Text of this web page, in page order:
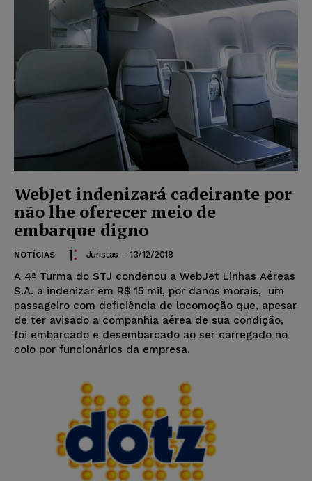
WebJet indenizará cadeirante por
não lhe oferecer meio de
embarque digno
NOTÍCIAS Juristas - 13/12/2018
A 4ª Turma do STJ condenou a WebJet Linhas Aéreas
S.A. a indenizar em R$ 15 mil, por danos morais, um
passageiro com deficiência de locomoção que, apesar
de ter avisado a companhia aérea de sua condição,
foi embarcado e desembarcado ao ser carregado no
colo por funcionários da empresa.